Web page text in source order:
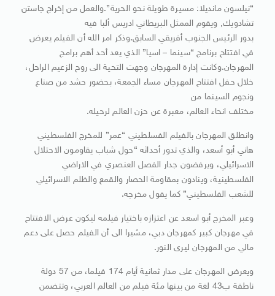
“نيلسون مانديلا: مسيرة طويلة نحو الحرية”.والعمل من إخراج جاستن
تشادويك, ويقوم الممثل البريطاني ادريس ألبا فيه
بدور الرئيس الجنوب أفريقي السابق.وذكر امر الله أن الفيلم يعرض
في افتتاح برنامج “سينما – اسيا” الذي يعد أحد أهم برامج
المهرجان.وكانت إدارة المهرجان وجهت التحية الى روح الزعيم الراحل،
خلال حفل افتتاح المهرجان مساء الجمعة، بحضور حشد من صناع
ونجوم السينما من
مختلف انحاء العالم، معبرة عن حزن العالم لرحيله.
وانطلق المهرجان بالفيلم الفسلطيني “عمر” للمخرج الفلسطيني
هاني أبو أسعد، والذي تدور أحداثه “حول شباب يقاومون الاحتلال
الاسرائيلي، ويرفضون جدار الفصل العنصري في الاراضي
الفلسطينية، وينادون بمقاومة الحصار والقمع والظلم الاسرائيلي
للشعب الفلسطيني” كما يقول مخرجه.
وعبر المخرج أبو اسعد عن اعتزازه باختيار فيلمه ليكون عرض الافتتاح
في مهرجان كبير كمهرجان دبي، مشيرا الى أن الفيلم حصل على دعم
مالي من المهرجان ليرى النور.
ويعرض المهرجان على مدار ثمانية أيام 174 فيلما، من 57 دولة
ناطقة ب43 لغة من بينها مئة فيلم من العالم العربي، وتتضمن